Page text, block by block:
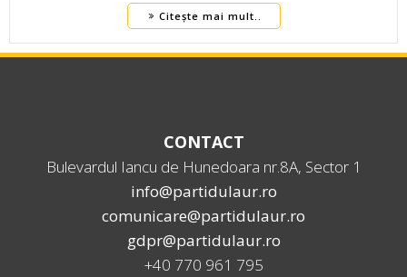
Citește mai mult..
CONTACT
Bulevardul Iancu de Hunedoara nr.8A, Sector 1
info@partidulaur.ro
comunicare@partidulaur.ro
gdpr@partidulaur.ro
+40 770 961 795